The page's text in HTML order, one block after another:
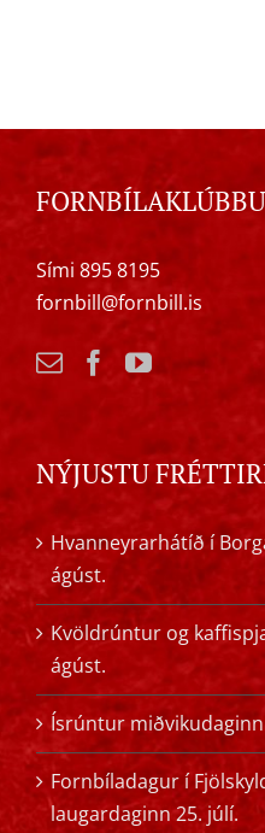
Sími 895 8195
fornbill@fornbill.is
NÝJUSTU
Hvanneyrarhátíð í
ágúst.
Kvöldrúntur og
ágúst.
Ísrúntur
Fornbíladagur í
laugardaginn 25. júlí.